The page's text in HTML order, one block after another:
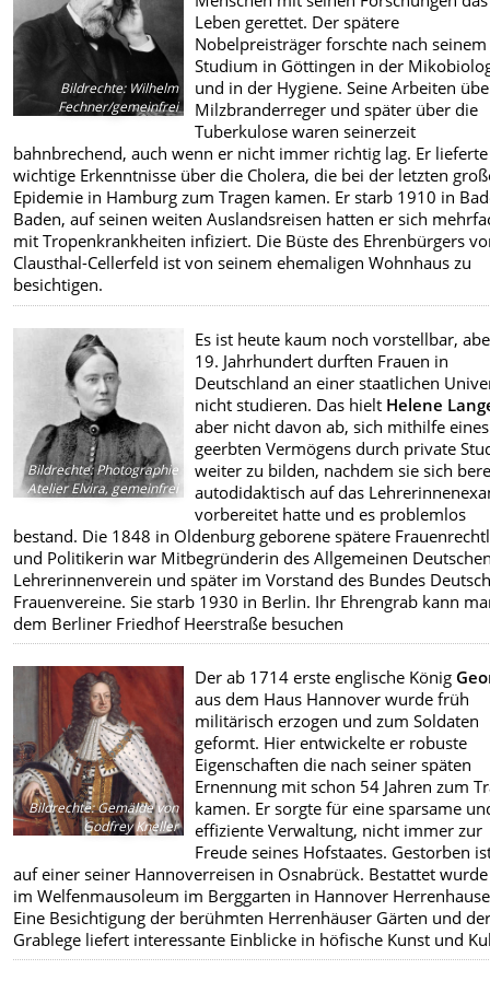
Bildrechte:Wilhelm
Fechner/gemeinfrei
Leben gerettet. Der spätere
Nobelpreisträger forschte nach seinem
Studium in Göttingen in der
und in der Hygiene. Seine Arbeiten
Milzbranderreger und später über die
Tuberkulose waren seinerzeit
bahnbrechend, auch wenn er nicht immer richtig lag. Er lieferte
wichtige Erkenntnisse über die Cholera, die bei der letzten
Epidemie in Hamburg zum Tragen kamen. Er starb 1910 in
Baden, auf seinen weiten Auslandsreisen hatten er sich
mit Tropenkrankheiten infiziert. Die Büste des Ehrenbürgers
Clausthal-Cellerfeld ist von seinem ehemaligen Wohnhaus zu
besichtigen.
Bildrechte:Photographie
Atelier Elvira, gemeinfrei
Es ist heute kaum noch vorstellbar,
19. Jahrhundert durften Frauen in
Deutschland an einer staatlichen
nicht studieren. Das hielt Helene
aber nicht davon ab, sich mithilfe eines
geerbten Vermögens durch private
weiter zu bilden, nachdem sie sich
autodidaktisch auf das
vorbereitet hatte und es problemlos
bestand. Die 1848 in Oldenburg geborene spätere
und Politikerin war Mitbegründerin des Allgemeinen
Lehrerinnenverein und später im Vorstand des Bundes
Frauenvereine. Sie starb 1930 in Berlin. Ihr Ehrengrab kann
dem Berliner Friedhof Heerstraße besuchen
Bildrechte:Gemälde von
Godfrey Kneller
Der ab 1714 erste englische König
aus dem Haus Hannover wurde früh
militärisch erzogen und zum Soldaten
geformt. Hier entwickelte er robuste
Eigenschaften die nach seiner späten
Ernennung mit schon 54 Jahren zum
kamen. Er sorgte für eine sparsame
effiziente Verwaltung, nicht immer zur
Freude seines Hofstaates. Gestorben
auf einer seiner Hannoverreisen in Osnabrück. Bestattet
im Welfenmausoleum im Berggarten in Hannover
Eine Besichtigung der berühmten Herrenhäuser Gärten und
Grablege liefert interessante Einblicke in höfische Kunst und